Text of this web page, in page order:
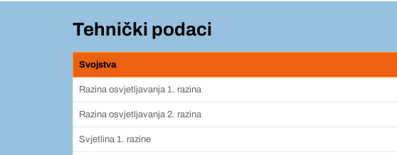
Tehnički podaci
Svojstva
Razina osvjetljavanja 1. razina
Razina osvjetljavanja 2. razina
Svjetlina 1. razine